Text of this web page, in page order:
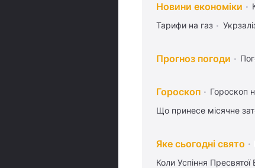
Новини економіки
Тарифи на газ
Прогноз погоди
Гороскоп Гороскоп
Що принесе місячне
Яке сьогодні свято
Коли Успіння Пресвятої